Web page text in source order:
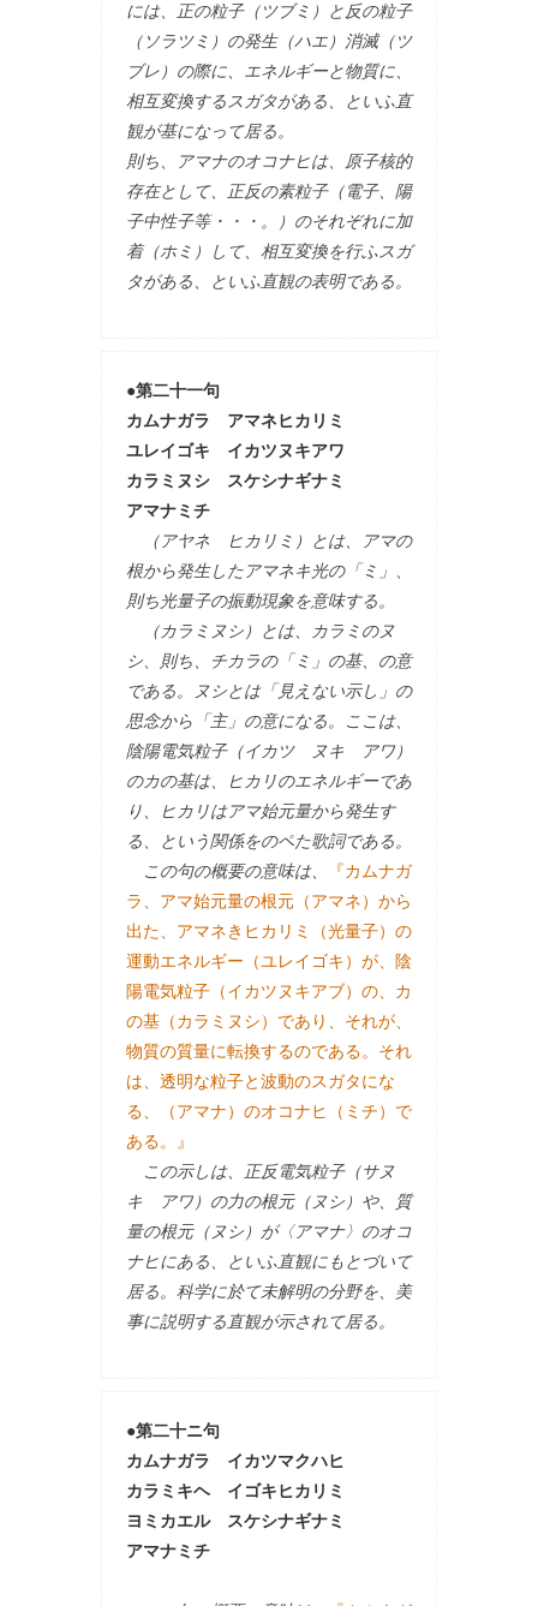
には、正の粒子（ツブミ）と反の粒子
（ソラツミ）の発生（ハエ）消滅（ツ
ブレ）の際に、エネルギーと物質に、
相互変換するスガタがある、といふ直
観が基になって居る。
則ち、アマナのオコナヒは、原子核的
存在として、正反の素粒子（電子、陽
子中性子等・・・。）のそれぞれに加
着（ホミ）して、相互変換を行ふスガ
タがある、といふ直観の表明である。
●第二十一句
カムナガラ アマネヒカリミ
ユレイゴキ イカツヌキアワ
カラミヌシ スケシナギナミ
アマナミチ
（アヤネ ヒカリミ）とは、アマの
根から発生したアマネキ光の「ミ」、
則ち光量子の振動現象を意味する。
（カラミヌシ）とは、カラミのヌ
シ、則ち、チカラの「ミ」の基、の意
である。ヌシとは「見えない示し」の
思念から「主」の意になる。ここは、
陰陽電気粒子（イカツ ヌキ アワ）
のカの基は、ヒカリのエネルギーであ
り、ヒカリはアマ始元量から発生す
る、という関係をのペた歌詞である。
この句の概要の意味は、
『カムナガ
ラ、アマ始元量の根元（アマネ）から
出た、アマネきヒカリミ（光量子）の
運動エネルギー（ユレイゴキ）が、陰
陽電気粒子（イカツヌキアブ）の、カ
の基（カラミヌシ）であり、それが、
物質の質量に転換するのである。それ
は、透明な粒子と波動のスガタにな
る、（アマナ）のオコナヒ（ミチ）で
ある。』
この示しは、正反電気粒子（サヌ
キ アワ）の力の根元（ヌシ）や、質
量の根元（ヌシ）が〈アマナ〉のオコ
ナヒにある、といふ直観にもとづいて
居る。科学に於て未解明の分野を、美
事に説明する直観が示されて居る。
●第二十ニ句
カムナガラ イカツマクハヒ
カラミキヘ イゴキヒカリミ
ヨミカエル スケシナギナミ
アマナミチ